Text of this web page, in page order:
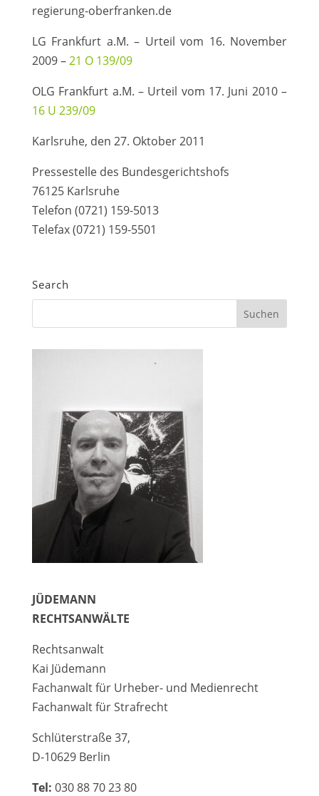
regierung-oberfranken.de
LG Frankfurt a.M. – Urteil vom 16. November
2009 –21 O 139/09
OLG Frankfurt a.M. – Urteil vom 17. Juni 2010 –
16 U 239/09
Karlsruhe, den 27. Oktober 2011
Pressestelle des Bundesgerichtshofs
76125 Karlsruhe
Telefon (0721) 159-5013
Telefax (0721) 159-5501
Search
JÜDEMANN
RECHTSANWÄLTE
Rechtsanwalt
Kai Jüdemann
Fachanwalt für Urheber- und Medienrecht
Fachanwalt für Strafrecht
Schlüterstraße 37,
D-10629 Berlin
Tel: 030 88 70 23 80